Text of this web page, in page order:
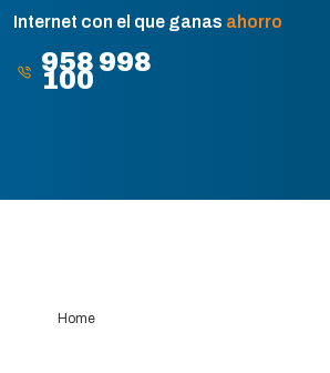
Internet con el que ganas ahorro
958 998
100
Home